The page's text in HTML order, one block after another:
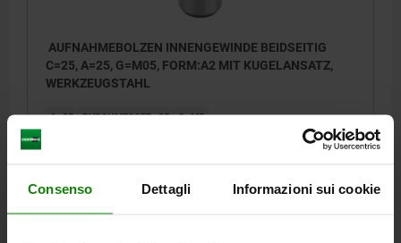
Consenso Dettagli Informazioni sui cookie
AUFNAHMEBOLZEN INNENGEWINDE BEIDSEITIG
C=25, A=25, G=M05, FORM:A2 MIT KUGELANSATZ,
WERKZEUGSTAHL
A=25 DURCHMESSER=25 G=M5
GEWINDEKERNLOCH=SACKLOCHBOHRUNG
D=25
E=25